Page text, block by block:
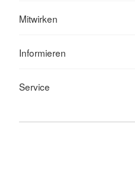
Mitwirken
Informieren
Service